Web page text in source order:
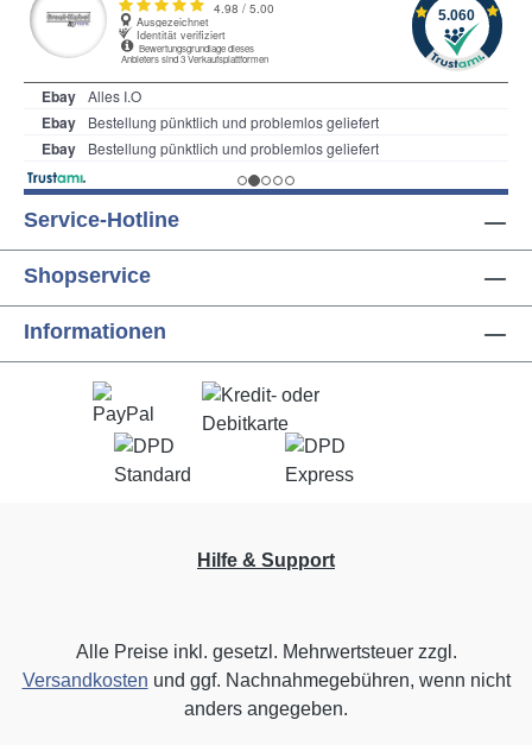
Service-Hotline
Shopservice
Informationen
Hilfe & Support
Alle Preise inkl. gesetzl. Mehrwertsteuer zzgl.
Versandkosten und ggf. Nachnahmegebühren, wenn nicht
anders angegeben.